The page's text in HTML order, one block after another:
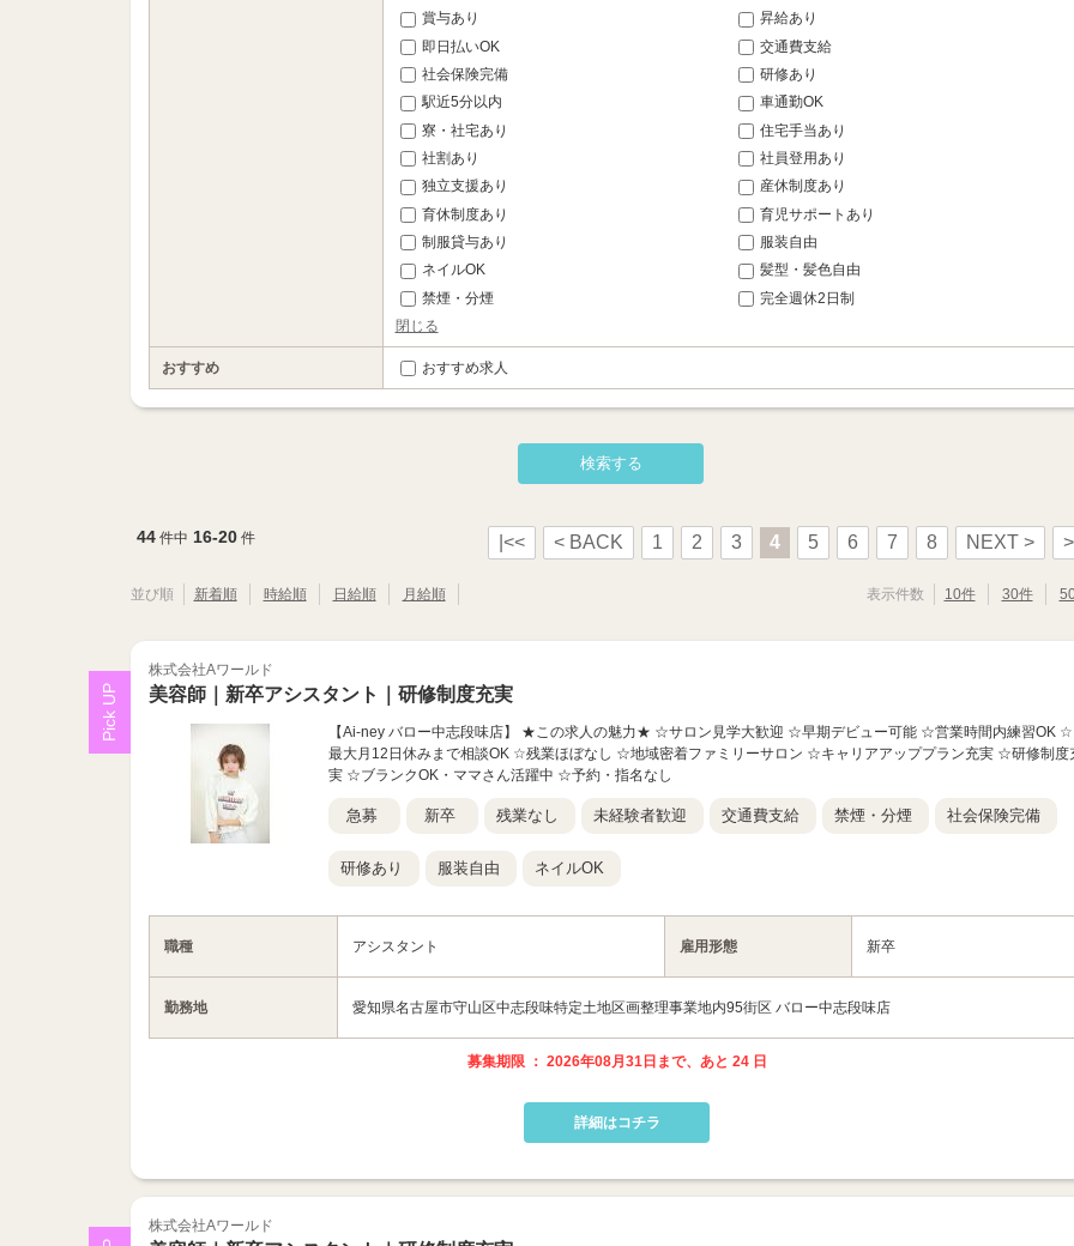
賞与あり
昇給あり
即日払いOK
交通費支給
社会保険完備
研修あり
駅近5分以内
車通勤OK
寮・社宅あり
住宅手当あり
社割あり
社員登用あり
独立支援あり
産休制度あり
育休制度あり
育児サポートあり
制服貸与あり
服装自由
ネイルOK
髪型・髪色自由
禁煙・分煙
完全週休2日制
閉じる
おすすめ おすすめ求人
44件中 16-20件 |<< < BACK 1 2 3 4 5 6 7 8 NEXT >
並び順 新着順 時給順 日給順 月給順 表示件数 10件 30件
株式会社Aワールド
美容師｜新卒アシスタント｜研修制度充実
【Ai-ney バロー中志段味店】 ★この求人の魅力★ ☆サロン見学大歓迎 ☆早期デビュー可能 ☆営業時間内練習OK ☆
最大月12日休みまで相談OK ☆残業ほぼなし ☆地域密着ファミリーサロン ☆キャリアアッププラン充実 ☆研修制度
実 ☆ブランクOK・ママさん活躍中 ☆予約・指名なし
急募 新卒 残業なし 未経験者歓迎 交通費支給 禁煙・分煙 社会保険完備
研修あり 服装自由 ネイルOK
職種 アシスタント 雇用形態 新卒
勤務地 愛知県名古屋市守山区中志段味特定土地区画整理事業地内95街区 バロー中志段味店
募集期限 ： 2026年08月31日まで、あと 24 日
詳細はコチラ
株式会社Aワールド